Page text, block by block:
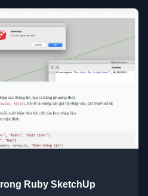
Ruby SketchUp